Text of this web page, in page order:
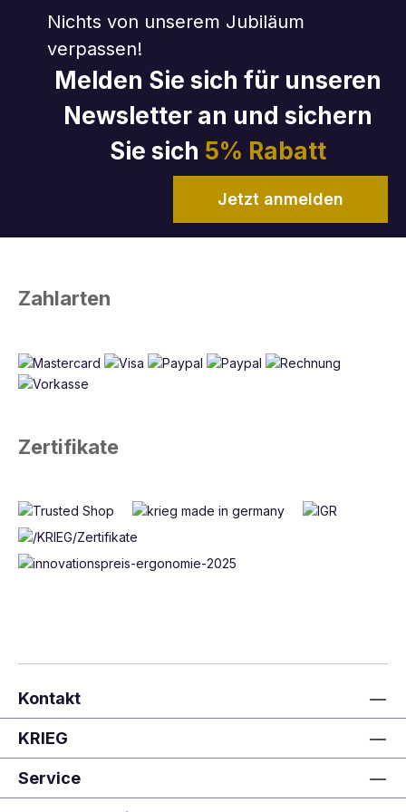
Nichts von unserem Jubiläum
verpassen!
Melden Sie sich für unseren
Newsletter an und sichern
Sie sich 5% Rabatt
Jetzt anmelden
Zahlarten
Zertifikate
Kontakt
KRIEG
Service